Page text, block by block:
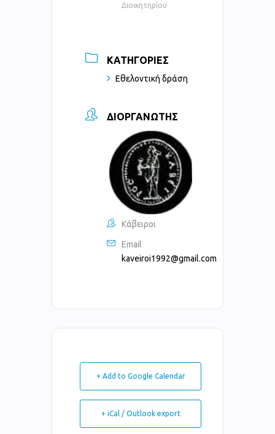
Διοικητηρίου
ΚΑΤΗΓΟΡΊΕΣ
Εθελοντική δράση
ΔΙΟΡΓΑΝΩΤΉΣ
Κάβειροι
Email
kaveiroi1992@gmail.com
+ Add to Google Calendar
+ iCal / Outlook export